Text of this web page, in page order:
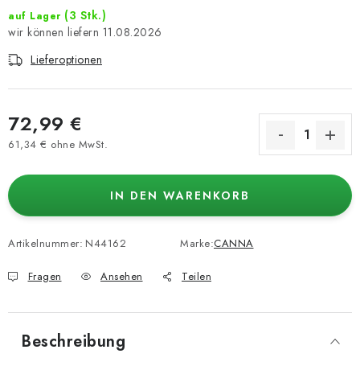
auf Lager (3 Stk.)
11.08.2026
Lieferoptionen
72,99 €
61,34 € ohne MwSt.
IN DEN WARENKORB
Artikelnummer: N44162 Marke:CANNA
Fragen Ansehen Teilen
Beschreibung